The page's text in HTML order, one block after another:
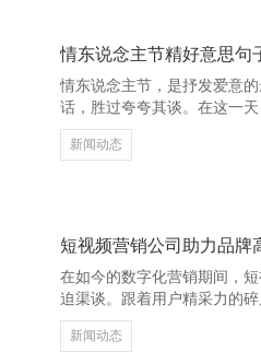
情东说念主节，是抒发爱意
话，胜过夸夸其谈。在这一天
传递深情，让对方感受到你的
射中的光，照亮我每一个边
“与你再会，是我一世最好意
了感德与爱戴，抒发了对爱
仅仅大张旗饱读的誓词，更
句“有你在的每
新闻动态
在如今的数字化营销期间，
迫渠谈。跟着用户精采力的碎
化，短视频凭借其短平快、高
品牌营销的新风口。而短视
新闻动态